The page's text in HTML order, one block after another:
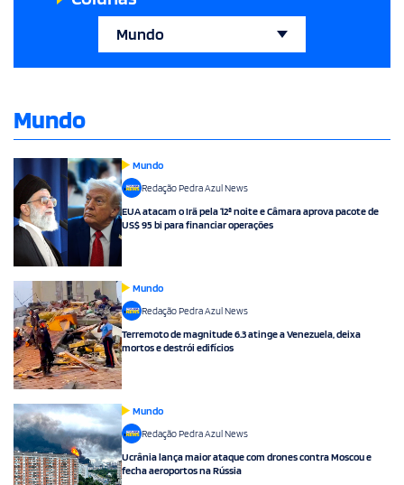
Mundo
Pedra Azul
Espírito Santo
Região Serrana
Brasil
Polícia
Opinião
Saúde
Bem Estar
Humanidade
Política
Previsão do Tempo
Mundo
Mundo
Redação Pedra Azul News
EUA atacam o Irã pela 12ª noite e Câmara aprova pacote de
US$ 95 bi para financiar operações
Mundo
Redação Pedra Azul News
Terremoto de magnitude 6.3 atinge a Venezuela, deixa
mortos e destrói edifícios
Mundo
Redação Pedra Azul News
Ucrânia lança maior ataque com drones contra Moscou e
fecha aeroportos na Rússia